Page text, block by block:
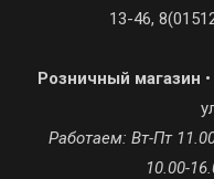
13-46,
Розничный магазин
Работаем: Вт-Пт
10.00-